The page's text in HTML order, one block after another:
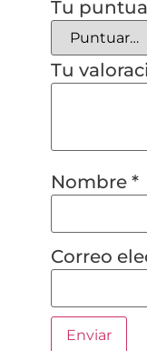
Tu
Tu
Nombre *
Correo